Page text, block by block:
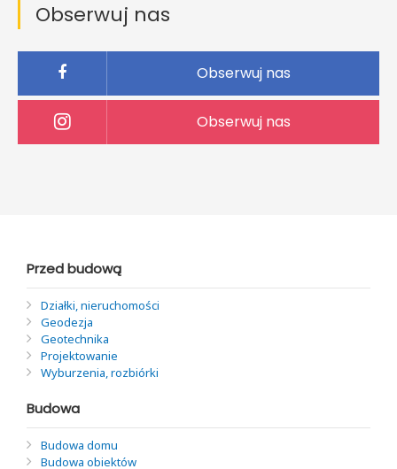
Obserwuj nas
Obserwuj nas
Obserwuj nas
Przed budową
Działki, nieruchomości
Geodezja
Geotechnika
Projektowanie
Wyburzenia, rozbiórki
Budowa
Budowa domu
Budowa obiektów